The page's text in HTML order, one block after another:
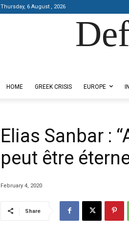
Thursday, 6 August , 2026
HOME GREEK CRISIS EUROPE
Elias Sanbar :
peut être
February 4, 2020
Share